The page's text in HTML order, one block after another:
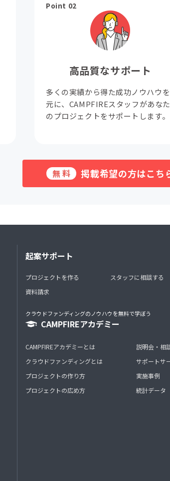
Point 02
高品質なサポート
多くの実績から得た成功ノウハウを
元に、CAMPFIREスタッフがあなた
のプロジェクトをサポートします。
無料 掲載希望の方はこち
起案サポート
プロジェクトを作る
資料請求
スタッフに相談する
クラウドファンディングのノウハウを無料で学ぼう
CAMPFIREアカデミー
CAMPFIREアカデミーとは
クラウドファンディングとは
プロジェクトの作り方
プロジェクトの広め方
説明会・相
サポートサ
実施事例
統計データ